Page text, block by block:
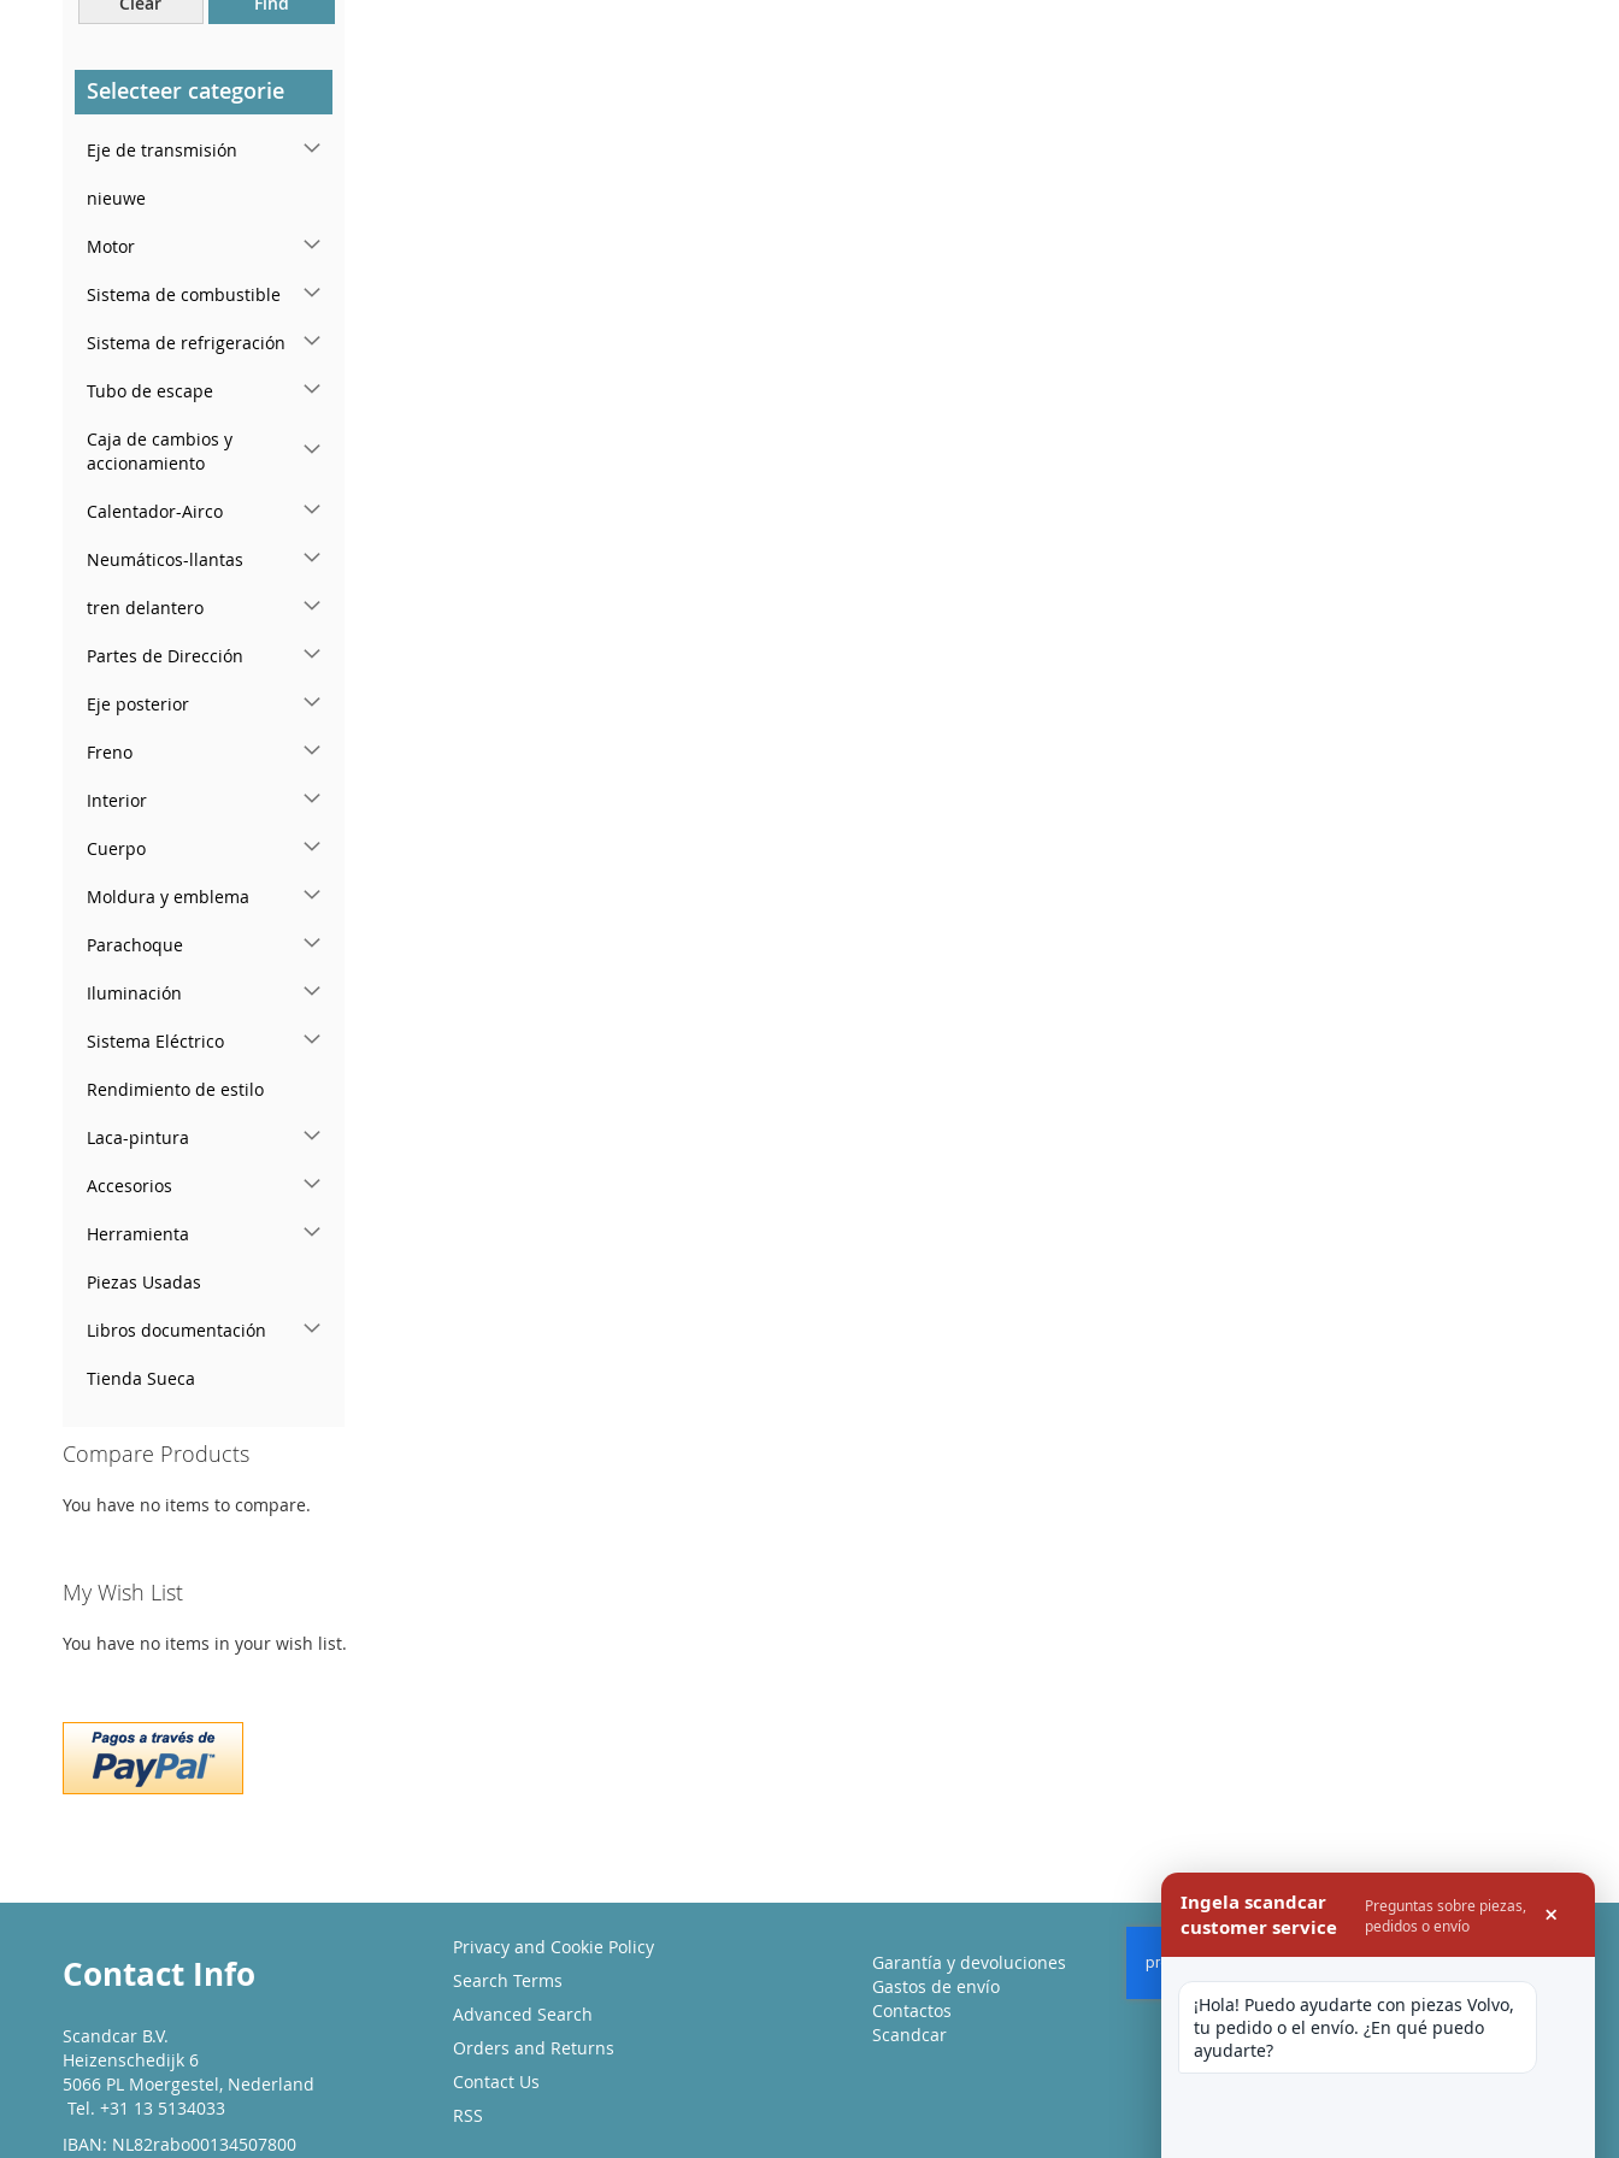
Cerca del parabrisas, en el
En el pilar de la puerta
trasera derecha
Selecteer categorie
Eje de transmisión
nieuwe
Motor
Sistema de combustible
Sistema de refrigeración
Tubo de escape
Caja de cambios y
accionamiento
Calentador-Airco
Neumáticos-llantas
tren delantero
Partes de Dirección
Eje posterior
Freno
Interior
Cuerpo
Moldura y emblema
Parachoque
Iluminación
Sistema Eléctrico
Rendimiento de estilo
Laca-pintura
Accesorios
Herramienta
Piezas Usadas
Libros documentación
Tienda Sueca
Compare Products
You have no items to compare.
My Wish List
You have no items in your wish list.
Contact Info
Scandcar B.V.
Heizenschedijk 6
5066 PL Moergestel, Nederland
Tel. +31 13 5134033
IBAN: NL82rabo00134507800
Privacy and Cookie Policy
Search Terms
Advanced Search
Orders and Returns
Contact Us
RSS
Garantía y devoluciones
Gastos de envío
Contactos
Scandcar
Ingela scandcar
customer service
Preguntas sobre piezas,
pedidos o envío
×
¡Hola! Puedo ayudarte con piezas Volvo,
tu pedido o el envío. ¿En qué puedo
ayudarte?